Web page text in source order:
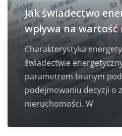
Jak świadectwo
wpływa na
Charakterystyka
świadectwie
parametrem branym
podejmowaniu decyzji o
nieruchomości. W